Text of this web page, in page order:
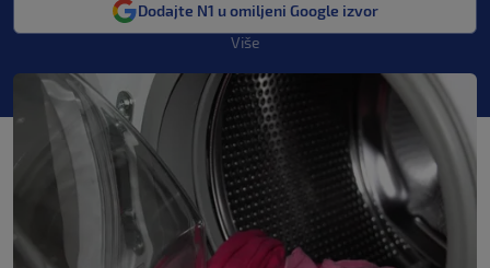
Dodajte N1 u omiljeni Google izvor
Više